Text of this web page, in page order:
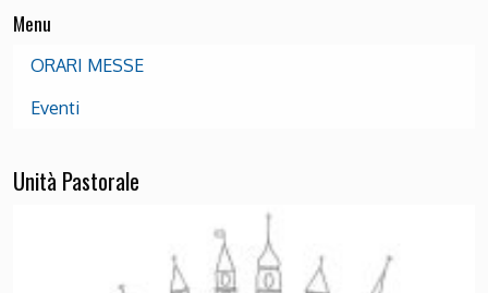
Menu
ORARI MESSE
Eventi
Unità Pastorale